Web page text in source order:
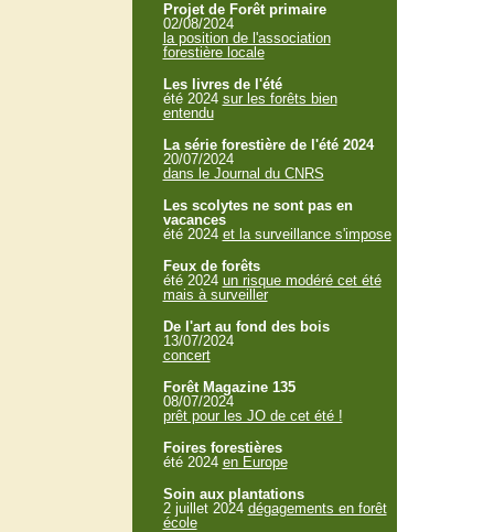
Projet de Forêt primaire
02/08/2024
la position de l'association
forestière locale
Les livres de l'été
été 2024 sur les forêts bien
entendu
La série forestière de l'été 2024
20/07/2024
dans le Journal du CNRS
Les scolytes ne sont pas en
vacances
été 2024 et la surveillance s'impose
Feux de forêts
été 2024 un risque modéré cet été
mais à surveiller
De l'art au fond des bois
13/07/2024
concert
Forêt Magazine 135
08/07/2024
prêt pour les JO de cet été !
Foires forestières
été 2024 en Europe
Soin aux plantations
2 juillet 2024 dégagements en forêt
école